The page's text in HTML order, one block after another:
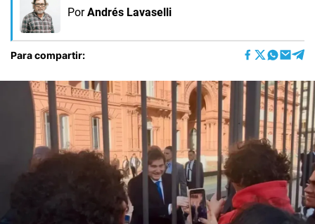
Por Andrés Lavaselli
Para compartir: